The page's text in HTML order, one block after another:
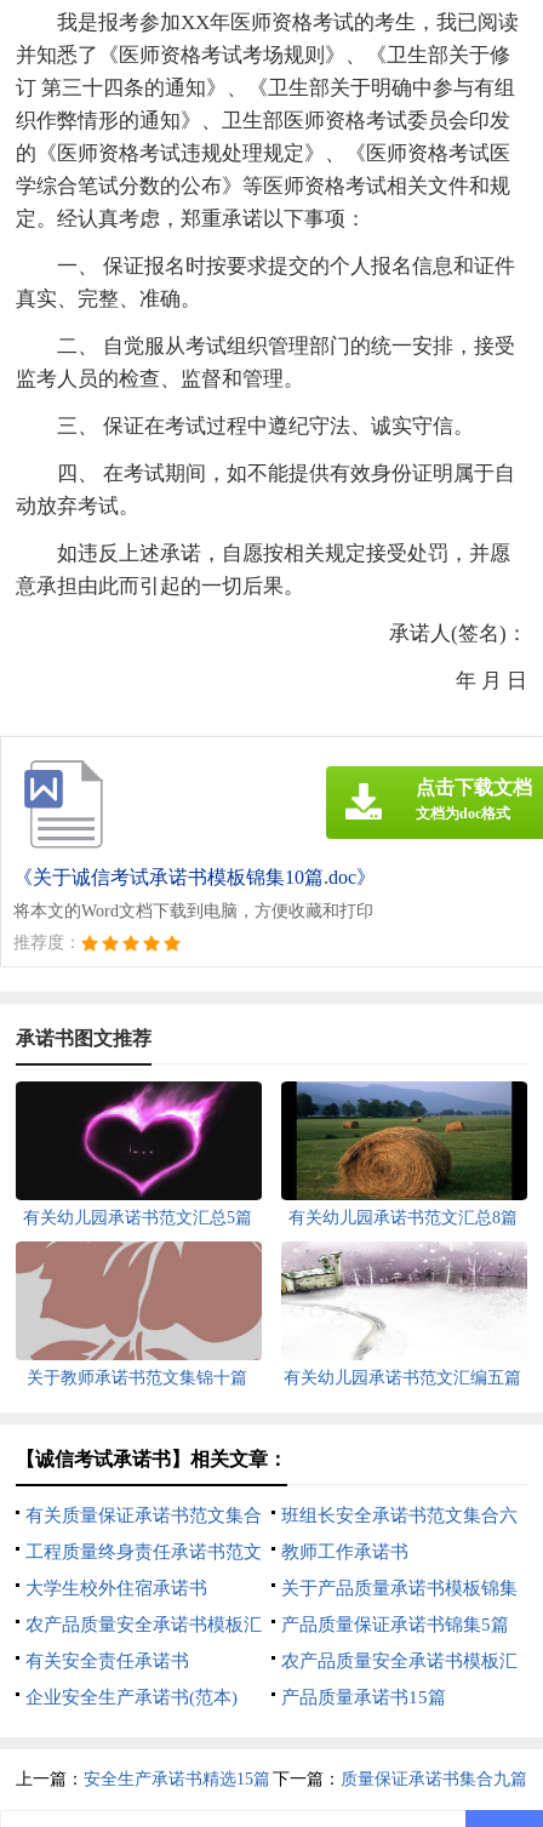
我是报考参加XX年医师资格考试的考生，我已阅读
并知悉了《医师资格考试考场规则》、《卫生部关于修
订 第三十四条的通知》、《卫生部关于明确中参与有组
织作弊情形的通知》、卫生部医师资格考试委员会印发
的《医师资格考试违规处理规定》、《医师资格考试医
学综合笔试分数的公布》等医师资格考试相关文件和规
定。经认真考虑，郑重承诺以下事项：
一、 保证报名时按要求提交的个人报名信息和证件
真实、完整、准确。
二、 自觉服从考试组织管理部门的统一安排，接受
监考人员的检查、监督和管理。
三、 保证在考试过程中遵纪守法、诚实守信。
四、 在考试期间，如不能提供有效身份证明属于自
动放弃考试。
如违反上述承诺，自愿按相关规定接受处罚，并愿
意承担由此而引起的一切后果。
承诺人(签名)：
年 月 日
《关于诚信考试承诺书模板锦集10篇.doc》
将本文的Word文档下载到电脑，方便收藏和打印
推荐度：
点击下载文档
文档为doc格式
承诺书图文推荐
有关幼儿园承诺书范文汇总5篇 有关幼儿园承诺书范文汇总8篇
关于教师承诺书范文集锦十篇 有关幼儿园承诺书范文汇编五篇
【诚信考试承诺书】相关文章：
有关质量保证承诺书范文集合
七篇
班组长安全承诺书范文集合六
篇
工程质量终身责任承诺书范文
集锦八篇
教师工作承诺书
大学生校外住宿承诺书
关于产品质量承诺书模板锦集
5篇
农产品质量安全承诺书模板汇
总六篇
产品质量保证承诺书锦集5篇
有关安全责任承诺书
农产品质量安全承诺书模板汇
编九篇
企业安全生产承诺书(范本) 产品质量承诺书15篇
上一篇：安全生产承诺书精选15篇下一篇： 质量保证承诺书集合九篇